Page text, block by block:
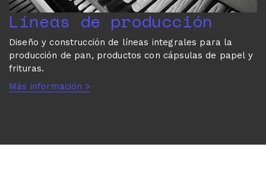
Líneas de producción
Diseño y construcción de líneas integrales para la
producción de pan, productos con cápsulas de papel y
frituras.
Más información >